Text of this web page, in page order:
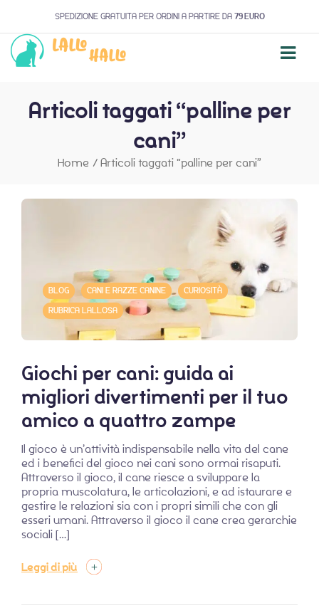
SPEDIZIONE GRATUITA PER ORDINI A PARTIRE DA 79 EURO
Articoli taggati “palline per
cani”
Home / Articoli taggati “palline per cani”
BLOG CANI E RAZZE CANINE
CURIOSITÀ
RUBRICA LALLOSA
Giochi per cani: guida ai
migliori divertimenti per il tuo
amico a quattro zampe
Il gioco è un’attività indispensabile nella vita del cane
ed i benefici del gioco nei cani sono ormai risaputi.
Attraverso il gioco, il cane riesce a sviluppare la
propria muscolatura, le articolazioni, e ad istaurare e
gestire le relazioni sia con i propri simili che con gli
esseri umani. Attraverso il gioco il cane crea gerarchie
sociali […]
Leggi di più